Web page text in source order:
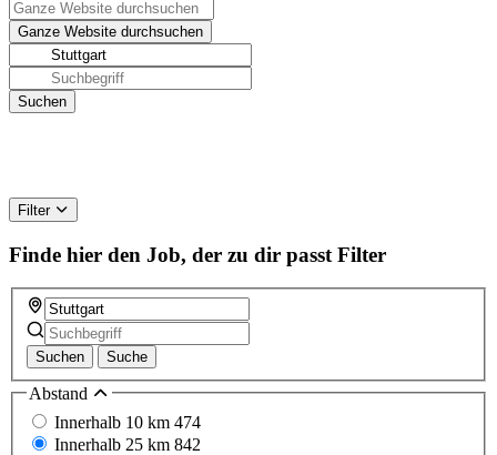
Filter
Finde hier den Job, der zu dir passt Filter
Suchen Suche
Abstand
Innerhalb 10 km 474
Innerhalb 25 km 842